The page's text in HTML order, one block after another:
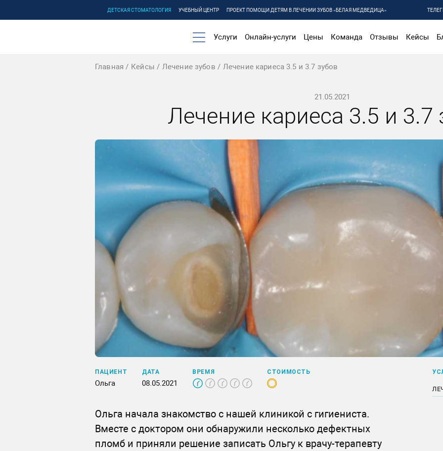
ДЕТСКАЯ СТОМАТОЛОГИЯ УЧЕБНЫЙ ЦЕНТР ПРОЕКТ ПОМОЩИ ДЕТЯМ В ЛЕЧЕНИИ ЗУБОВ «БЕЛАЯ МЕДВЕДИЦА»
Услуги Онлайн-услуги Цены Команда Отзывы Кейсы
Главная Кейсы Лечение зубов Лечение кариеса 3.5 и 3.7 зубов
21.05.2021
Лечение кариеса 3.5 и 3.7
ПАЦИЕНТ
Ольга
ДАТА
08.05.2021
ВРЕМЯ СТОИМОСТЬ
Ольга начала знакомство с нашей клиникой с гигиениста.
Вместе с доктором они обнаружили несколько дефектных
пломб и приняли решение записать Ольгу к врачу-терапевту